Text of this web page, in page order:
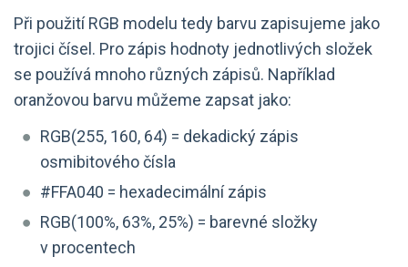
Při použití RGB modelu tedy barvu zapisujeme jako
trojici čísel. Pro zápis hodnoty jednotlivých složek
se používá mnoho různých zápisů. Například
oranžovou barvu můžeme zapsat jako:
RGB(255, 160, 64) = dekadický zápis
osmibitového čísla
#FFA040 = hexadecimální zápis
RGB(100%, 63%, 25%) = barevné složky
v procentech